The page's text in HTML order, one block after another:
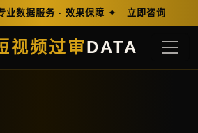
业数据服务 · 效果保障 ✦ 立即咨询
视频过审DATA